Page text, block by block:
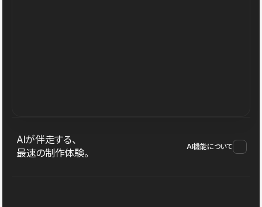
AIが伴走する、
最速の制作体験。
AI機能について